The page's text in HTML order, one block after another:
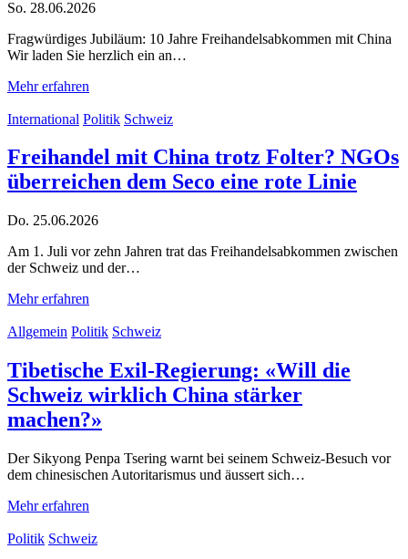
So. 28.06.2026
Fragwürdiges Jubiläum: 10 Jahre Freihandelsabkommen mit China
Wir laden Sie herzlich ein an…
Mehr erfahren
International Politik Schweiz
Freihandel mit China trotz Folter? NGOs
überreichen dem Seco eine rote Linie
Do. 25.06.2026
Am 1. Juli vor zehn Jahren trat das Freihandelsabkommen zwischen
der Schweiz und der…
Mehr erfahren
Allgemein Politik Schweiz
Tibetische Exil-Regierung: «Will die
Schweiz wirklich China stärker
machen?»
Der Sikyong Penpa Tsering warnt bei seinem Schweiz-Besuch vor
dem chinesischen Autoritarismus und äussert sich…
Mehr erfahren
Politik Schweiz